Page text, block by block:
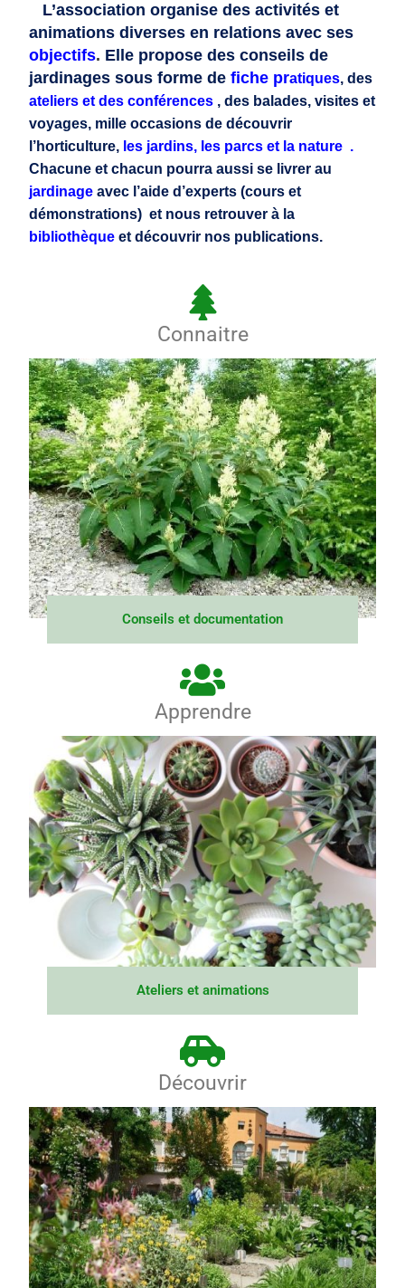
L’association organise des activités et
animations diverses en relations avec ses
objectifs. Elle propose des conseils de
jardinages sous forme defiche pratiques, des
ateliers et des conférences , des balades, visites et
voyages, mille occasions de découvrir
l’horticulture, les jardins, les parcs et la nature .
Chacune et chacun pourra aussi se livrer au
jardinage avec l’aide d’experts (cours et
démonstrations) et nous retrouver à la
bibliothèque et découvrir nos publications.
Connaitre
Conseils et documentation
Apprendre
Ateliers et animations
Découvrir